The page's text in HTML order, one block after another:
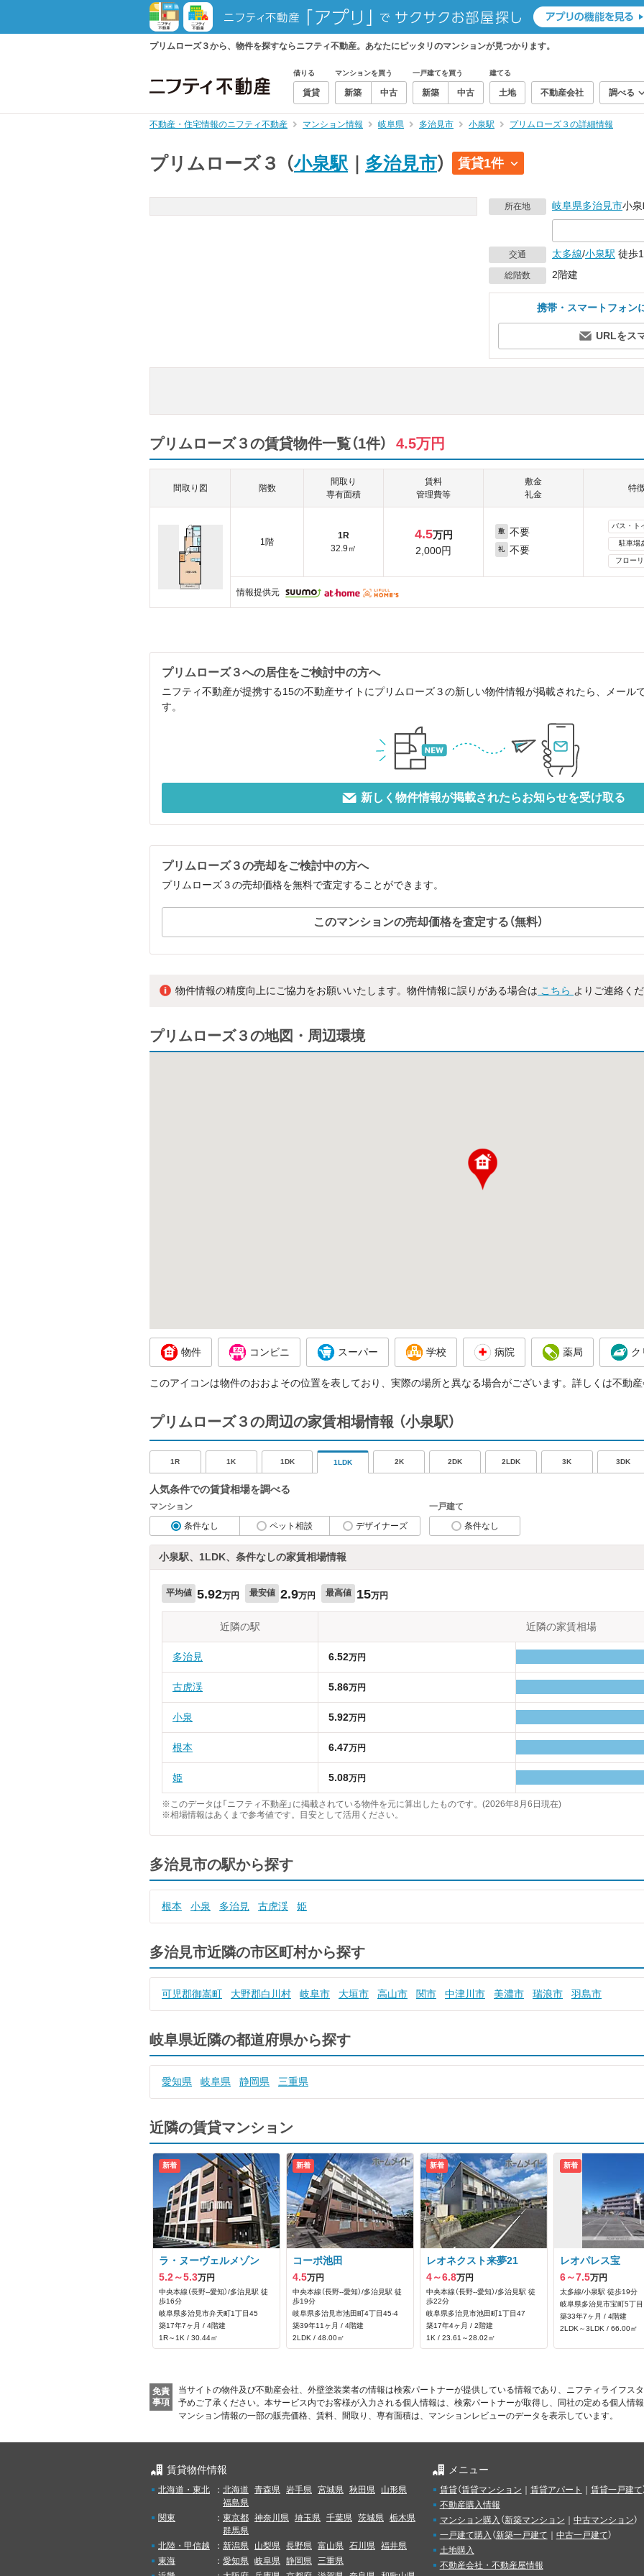
プリムローズ３から、物件を探すならニフティ不動産。あなたにピッタリのマンションが見つかります。
借りる
賃貸
マンションを買う
新築 中古
一戸建てを買う
新築 中古
建てる
土地 不動産会社 調べる
不動産・住宅情報のニフティ不動産 マンション情報 岐阜県 多治見市 小泉駅 プリムローズ３の詳細情報
プリムローズ３ （小泉駅 多治見市） 賃貸1件
所在地 岐阜県多治見市小
交通 太多線/小泉駅 徒歩
総階数 2階建
携帯・スマートフォン
URLをス
プリムローズ３の賃貸物件一覧（1件） 4.5万円
間取り図 階数
間取り
専有面積
賃料
管理費等
敷金
礼金
特
1階
1R
32.9㎡
4.5万円
2,000円
敷 不要
礼 不要
バス・ト
駐車場
フロー
情報提供元
プリムローズ３への居住をご検討中の方へ
ニフティ不動産が提携する15の不動産サイトにプリムローズ３の新しい物件情報が掲載されたら、メール
す。
新しく物件情報が掲載されたらお知らせを受け取る
プリムローズ３の売却をご検討中の方へ
プリムローズ３の売却価格を無料で査定することができます。
このマンションの売却価格を査定する（無料）
物件情報の精度向上にご協力をお願いいたします。物件情報に誤りがある場合は こちら よりご連絡く
プリムローズ３の地図・周辺環境
物件 コンビニ スーパー 学校 病院 薬局 ク
このアイコンは物件のおおよその位置を表しており、実際の場所と異なる場合がございます。詳しくは不動
プリムローズ３の周辺の家賃相場情報 （小泉駅）
1R 1K 1DK 1LDK 2K 2DK 2LDK 3K 3DK
人気条件での賃貸相場を調べる
マンション
条件なし
ペット相談 デザイナーズ
一戸建て
条件なし
小泉駅、1LDK、条件なしの家賃相場情報
平均値 5.92万円 最安値 2.9万円 最高値 15万円
近隣の駅 近隣の家賃相場
多治見 6.52万円
古虎渓 5.86万円
小泉 5.92万円
根本 6.47万円
姫 5.08万円
※このデータは「ニフティ不動産」に掲載されている物件を元に算出したものです。(2026年8月6日現在)
※相場情報はあくまで参考値です。目安として活用ください。
多治見市の駅から探す
根本 小泉 多治見 古虎渓 姫
多治見市近隣の市区町村から探す
可児郡御嵩町 大野郡白川村 岐阜市 大垣市 高山市 関市 中津川市 美濃市 瑞浪市 羽島市
岐阜県近隣の都道府県から探す
愛知県 岐阜県 静岡県 三重県
近隣の賃貸マンション
新着
ラ・ヌーヴェルメゾン
5.2～5.3万円
中央本線（長野--愛知）/多治見駅 徒
歩16分
岐阜県多治見市弁天町1丁目45
築17年7ヶ月 / 4階建
1R～1K / 30.44㎡
新着
コーポ池田
4.5万円
中央本線（長野--愛知）/多治見駅 徒
歩19分
岐阜県多治見市池田町4丁目45‐4
築39年11ヶ月 / 4階建
2LDK / 48.00㎡
新着
レオネクスト来夢21
4～6.8万円
中央本線（長野--愛知）/多治見駅 徒
歩22分
岐阜県多治見市池田町1丁目47
築17年4ヶ月 / 2階建
1K / 23.61～28.02㎡
新着
レオパレス宝
6～7.5万円
太多線/小泉駅 徒歩19分
岐阜県多治見市宝町5丁目
築33年7ヶ月 / 4階建
2LDK～3LDK / 66.00㎡
免責
事項
当サイトの物件及び不動産会社、外壁塗装業者の情報は検索パートナーが提供している情報であり、ニフティライフス
予めご了承ください。 本サービス内でお客様が入力される個人情報は、検索パートナーが取得し、同社の定める個人情
マンション情報の一部の販売価格、賃料、間取り、専有面積は、マンションレビューのデータを表示しています。
賃貸物件情報
北海道・東北 ： 北海道 青森県 岩手県 宮城県 秋田県
山形県
福島県
関東
： 東京都 神奈川県 埼玉県 千葉県 茨城県
栃木県
群馬県
北陸・甲信越
： 新潟県 山梨県 長野県 富山県 石川県
福井県
東海
： 愛知県 岐阜県 静岡県
三重県
メニュー
賃貸（賃貸マンション ｜ 賃貸アパート ｜ 賃貸一戸建て
不動産購入情報
マンション購入 （新築マンション ｜ 中古マンション）
一戸建て購入 （新築一戸建て ｜ 中古一戸建て）
土地購入
不動産会社・不動産屋情報